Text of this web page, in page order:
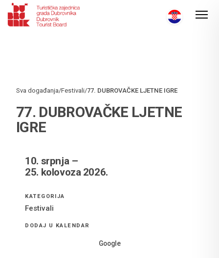
Sva događanja/Festivali/77. DUBROVAČKE LJETNE IGRE
77. DUBROVAČKE LJETNE
IGRE
10. srpnja –
25. kolovoza 2026.
KATEGORIJA
Festivali
DODAJ U KALENDAR
Google